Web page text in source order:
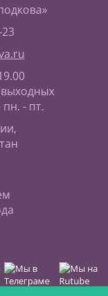
- пт.